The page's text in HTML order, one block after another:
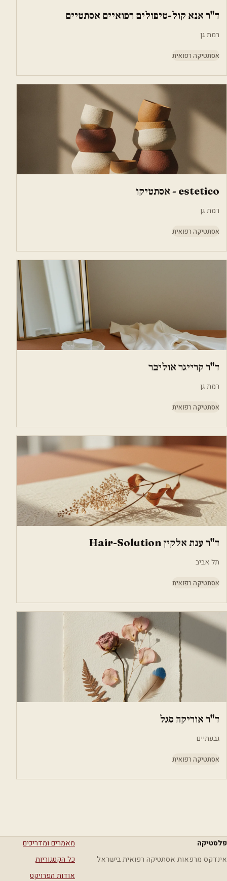
ד"ר אנא קול-טיפולים רפואיים אסתטיים
רמת גן
אסתטיקה רפואית
estetico - אסתטיקו
רמת גן
אסתטיקה רפואית
ד"ר קרייגר אוליבר
רמת גן
אסתטיקה רפואית
ד"ר ענת אלקין Hair-Solution
תל אביב
אסתטיקה רפואית
ד"ר אוריקה סגל
גבעתיים
אסתטיקה רפואית
פלסטיקה
אינדקס מרפאות אסתטיקה רפואית בישראל
מאמרים ומדריכים
כל הקטגוריות
אודות הפרויקט